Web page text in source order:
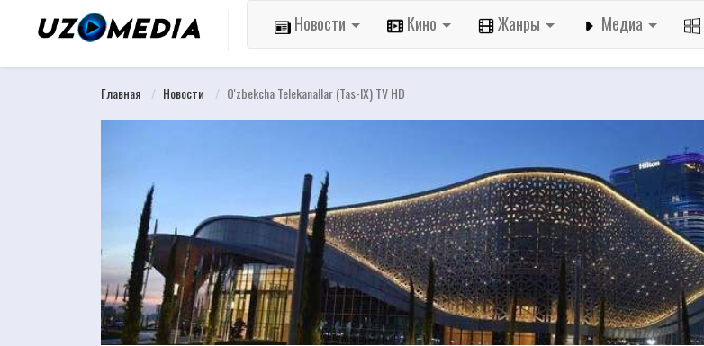
Новости Кино Жанры Медиа
Главная Новости O'zbekcha Telekanallar (Tas-IX) TV HD